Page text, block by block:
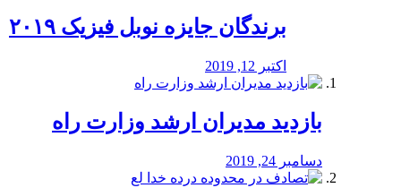
برندگان جایزه نوبل فیزیک ۲۰۱۹
اکتبر 12, 2019
بازدید مدیران ارشد وزارت راه
دسامبر 24, 2019